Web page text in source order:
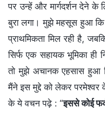
पर उन्हें और मार्गदर्शन देने
बुरा लगा। मुझे महसूस हुआ कि
प्राथमिकता मिल रही है,
सिर्फ एक सहायक भूमिका ही
तो मुझे अचानक एहसास हुआ
मैंने इस मुद्दे को लेकर
के ये वचन पढ़े : “इससे कोई